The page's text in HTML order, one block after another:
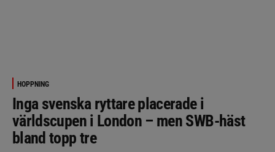
HOPPNING
Inga svenska ryttare placerade i
världscupen i London – men SWB-häst
bland topp tre